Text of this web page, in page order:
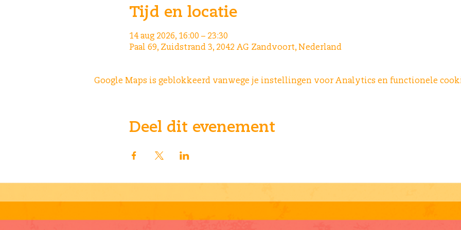
Tijd en locatie
14 aug 2026, 16:00 – 23:30
Paal 69, Zuidstrand 3, 2042 AG Zandvoort, Nederland
Google Maps is geblokkeerd vanwege je instellingen voor Analytics en functionele
Deel dit evenement